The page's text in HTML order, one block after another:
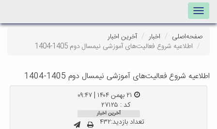
Toggle navigation
صفحه‌اصلی اخبار
آخرین اخبار
اطلاعیه شروع فعالیت‌های آموزشی نیمسال دوم 1405-1404
اطلاعیه شروع فعالیت‌های آموزشی نیمسال دوم 1405-1404
کد : ۲۷۱۲۵
آخرین اخبار
تعداد بازدید:۴۳۲